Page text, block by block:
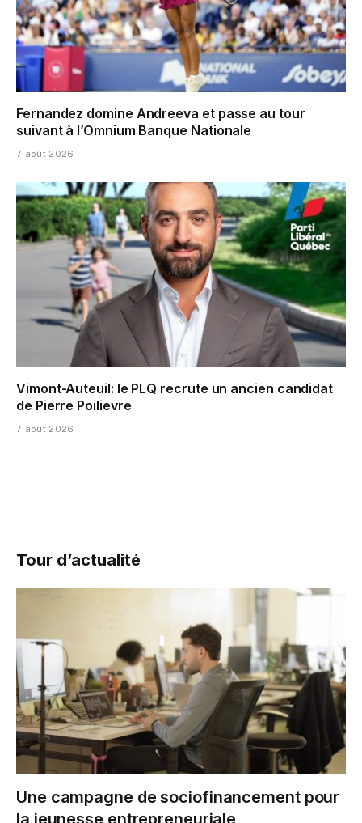
Fernandez domine Andreeva et passe au tour
suivant à l’Omnium Banque Nationale
7 août 2026
Vimont-Auteuil: le PLQ recrute un ancien candidat
de Pierre Poilievre
7 août 2026
Tour d’actualité
Une campagne de sociofinancement pour
la jeunesse entrepreneuriale